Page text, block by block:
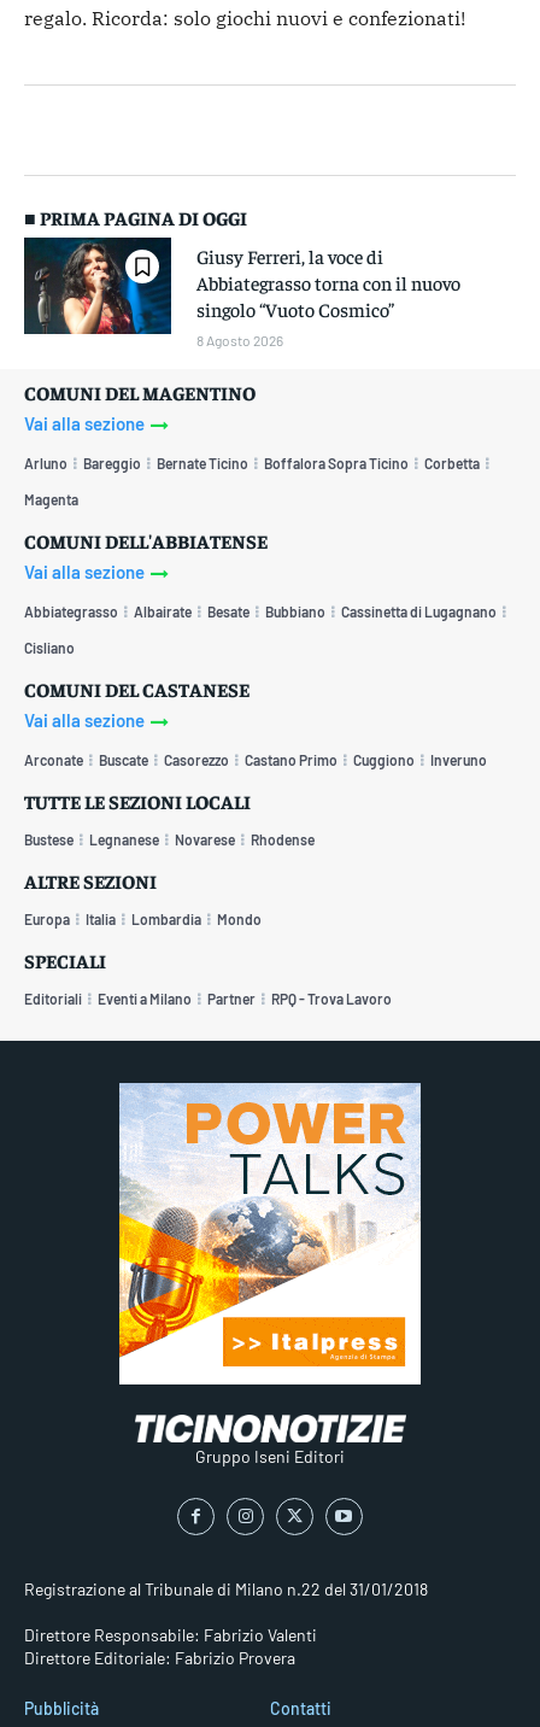
regalo. Ricorda: solo giochi nuovi e confezionati!
■ PRIMA PAGINA DI OGGI
Giusy Ferreri, la voce di
Abbiategrasso torna con il nuovo
singolo “Vuoto Cosmico”
8 Agosto 2026
COMUNI DEL MAGENTINO
Vai alla sezione
Arluno Bareggio Bernate Ticino Boffalora Sopra Ticino Corbetta
Magenta
COMUNI DELL'ABBIATENSE
Vai alla sezione
Abbiategrasso Albairate Besate Bubbiano Cassinetta di Lugagnano
Cisliano
COMUNI DEL CASTANESE
Vai alla sezione
Arconate Buscate Casorezzo Castano Primo Cuggiono Inveruno
TUTTE LE SEZIONI LOCALI
Bustese Legnanese Novarese Rhodense
ALTRE SEZIONI
Europa Italia Lombardia Mondo
SPECIALI
Editoriali Eventi a Milano Partner RPQ - Trova Lavoro
Gruppo Iseni Editori
Registrazione al Tribunale di Milano n.22 del 31/01/2018
Direttore Responsabile: Fabrizio Valenti
Direttore Editoriale: Fabrizio Provera
Pubblicità
Contatti